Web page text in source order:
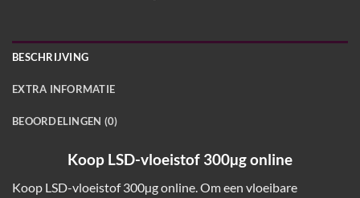
BESCHRIJVING
EXTRA INFORMATIE
BEOORDELINGEN (0)
Koop LSD-vloeistof 300µg online
Koop LSD-vloeistof 300µg online. Om een ​​vloeibare